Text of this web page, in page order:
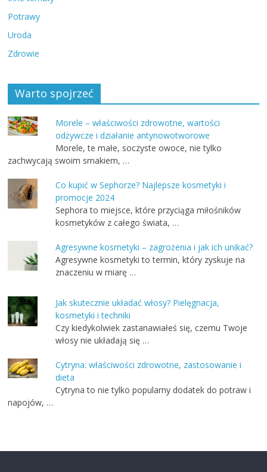
Potrawy
Uroda
Zdrowie
Warto spojrzeć
Morele – właściwości zdrowotne, wartości
odżywcze i działanie antynowotworowe
Morele, te małe, soczyste owoce, nie tylko
zachwycają swoim smakiem, …
Co kupić w Sephorze? Najlepsze kosmetyki i
promocje 2024
Sephora to miejsce, które przyciąga miłośników
kosmetyków z całego świata, …
Agresywne kosmetyki – zagrożenia i jak ich unikać?
Agresywne kosmetyki to termin, który zyskuje na
znaczeniu w miarę …
Jak skutecznie układać włosy? Pielęgnacja,
kosmetyki i techniki
Czy kiedykolwiek zastanawiałeś się, czemu Twoje
włosy nie układają się …
Cytryna: właściwości zdrowotne, zastosowanie i
dieta
Cytryna to nie tylko popularny dodatek do potraw i
napojów, …